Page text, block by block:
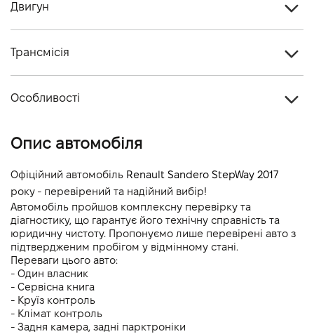
Кiлькiсть мiсць, шт
Двигун
Об'єм двигуна (см.куб.)
Витрати пального, л/100 км (змішаний)
Викиди CO2, г/км (змішаний)
Динаміка розгону 0-100 км/г
Трансмісія
Особливості
Опис автомобіля
Офіційний автомобіль Renault Sandero StepWay 2017
року - перевірений та надійний вибір!
Автомобіль пройшов комплексну перевірку та
діагностику, що гарантує його технічну справність та
юридичну чистоту. Пропонуємо лише перевірені авто з
підтвердженим пробігом у відмінному стані.
Переваги цього авто:
- Один власник
- Cервісна книга
- Круїз контроль
- Клімат контроль
- Задня камера, задні парктроніки